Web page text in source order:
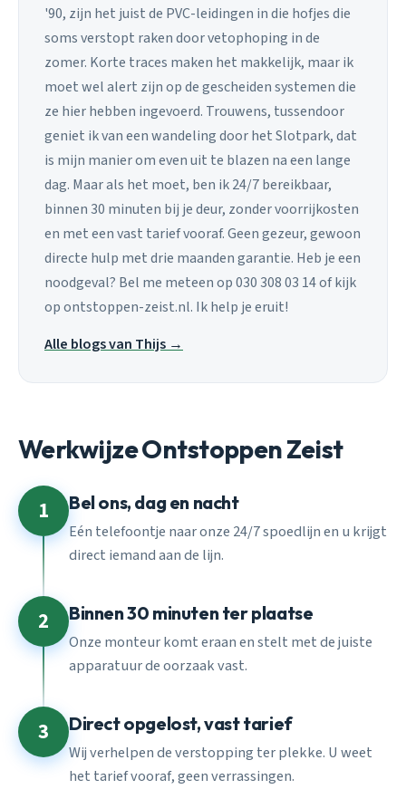
'90, zijn het juist de PVC-leidingen in die hofjes die
soms verstopt raken door vetophoping in de
zomer. Korte traces maken het makkelijk, maar ik
moet wel alert zijn op de gescheiden systemen die
ze hier hebben ingevoerd. Trouwens, tussendoor
geniet ik van een wandeling door het Slotpark, dat
is mijn manier om even uit te blazen na een lange
dag. Maar als het moet, ben ik 24/7 bereikbaar,
binnen 30 minuten bij je deur, zonder voorrijkosten
en met een vast tarief vooraf. Geen gezeur, gewoon
directe hulp met drie maanden garantie. Heb je een
noodgeval? Bel me meteen op 030 308 03 14 of kijk
op ontstoppen-zeist.nl. Ik help je eruit!
Alle blogs van Thijs →
Werkwijze Ontstoppen Zeist
1 Bel ons, dag en nacht
Eén telefoontje naar onze 24/7 spoedlijn en u krijgt
direct iemand aan de lijn.
2 Binnen 30 minuten ter plaatse
Onze monteur komt eraan en stelt met de juiste
apparatuur de oorzaak vast.
3 Direct opgelost, vast tarief
Wij verhelpen de verstopping ter plekke. U weet
het tarief vooraf, geen verrassingen.